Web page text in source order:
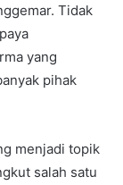
Tidak
yang
pihak
menjadi topik
salah satu